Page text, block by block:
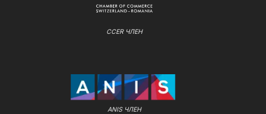
CCER ЧЛЕН
ANIS ЧЛЕН